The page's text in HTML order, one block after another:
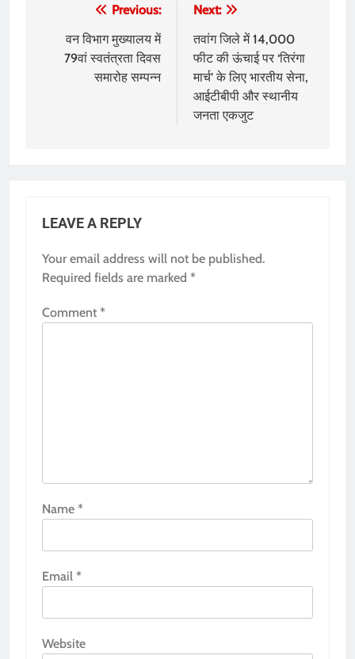
navigation
Previous:
वन विभाग मुख्यालय में
79वां स्वतंत्रता दिवस
समारोह सम्पन्न
Next:
तवांग जिले में 14,000
फीट की ऊंचाई पर ‘तिरंगा
मार्च’ के लिए भारतीय सेना,
आईटीबीपी और स्थानीय
जनता एकजुट
LEAVE A REPLY
Your email address will not be published.
Required fields are marked *
Comment *
Name *
Email *
Website